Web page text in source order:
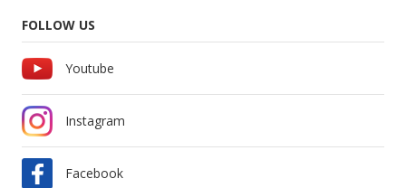
FOLLOW US
Youtube
Instagram
Facebook